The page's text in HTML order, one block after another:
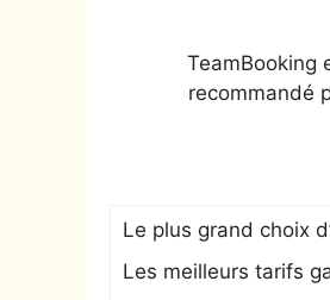
TeamBooking
recommandé
Le plus grand choix
Les meilleurs tarifs